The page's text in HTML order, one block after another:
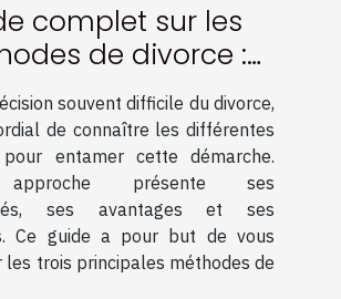
complet sur les
de divorce :
médiation et
contentieux
souvent difficile du divorce,
de connaître les différentes
pour entamer cette démarche.
approche présente ses
ses avantages et ses
Ce guide a pour but de vous
les trois principales méthodes de